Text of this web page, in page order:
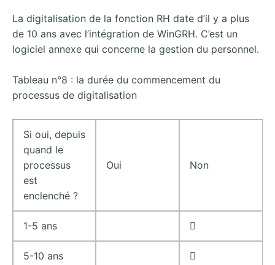
La digitalisation de la fonction RH date d’il y a plus
de 10 ans avec l’intégration de WinGRH. C’est un
logiciel annexe qui concerne la gestion du personnel.
Tableau n°8 : la durée du commencement du
processus de digitalisation
Si oui, depuis
quand le
processus
est
enclenché ?
Oui Non
1-5 ans 
5-10 ans 